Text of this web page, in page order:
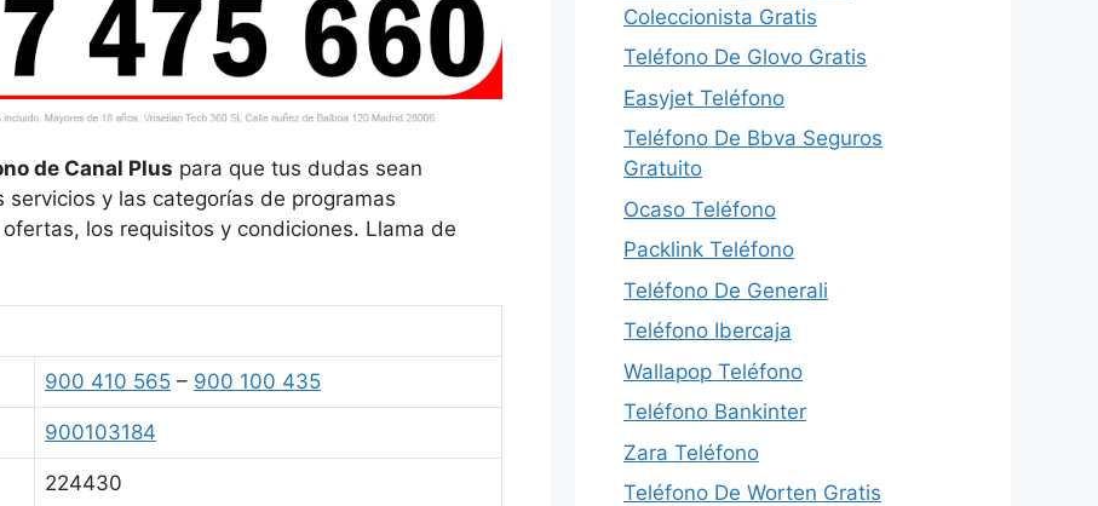
de Canal Plus para que tus dudas sean
y las categorías de programas
los requisitos y condiciones. Llama de
900 410 565 – 900 100 435
900103184
224430
Coleccionista Gratis
Teléfono De Glovo Gratis
Easyjet Teléfono
Teléfono De Bbva Seguros
Gratuito
Ocaso Teléfono
Packlink Teléfono
Teléfono De Generali
Teléfono Ibercaja
Wallapop Teléfono
Teléfono Bankinter
Zara Teléfono
Teléfono De Worten Gratis